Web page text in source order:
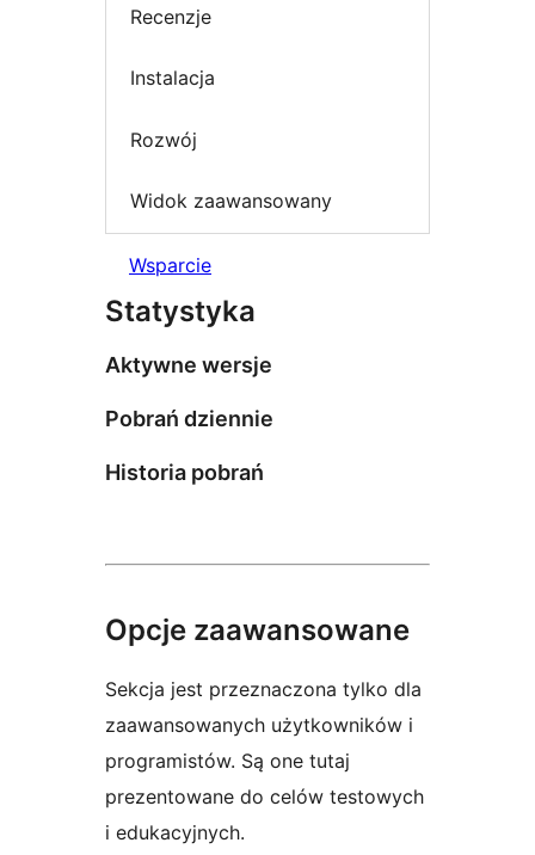
Recenzje
Instalacja
Rozwój
Widok zaawansowany
Wsparcie
Statystyka
Aktywne wersje
Pobrań dziennie
Historia pobrań
Opcje zaawansowane
Sekcja jest przeznaczona tylko dla
zaawansowanych użytkowników i
programistów. Są one tutaj
prezentowane do celów testowych
i edukacyjnych.